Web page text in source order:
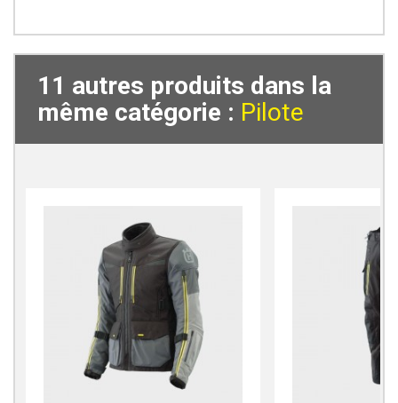
11 autres produits dans la
même catégorie : Pilote